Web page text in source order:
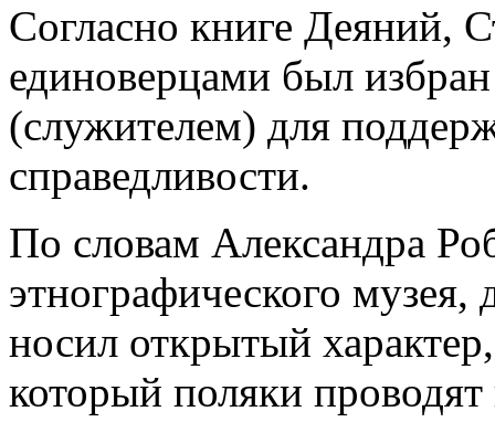
Согласно книге Деяний,
единоверцами был
(служителем) для
справедливости.
По словам Александра
этнографического музея,
носил открытый
который поляки